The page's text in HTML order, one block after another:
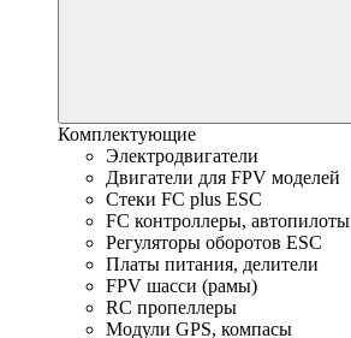
Комплектующие
Электродвигатели
Двигатели для FPV моделей
Стеки FC plus ESC
FC контроллеры, автопилоты
Регуляторы оборотов ESC
Платы питания, делители
FPV шасси (рамы)
RC пропеллеры
Модули GPS, компасы